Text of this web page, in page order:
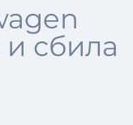
и сбила